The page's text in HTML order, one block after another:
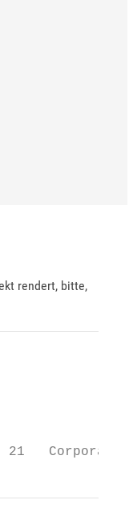
rendert, bitte,
Corporate